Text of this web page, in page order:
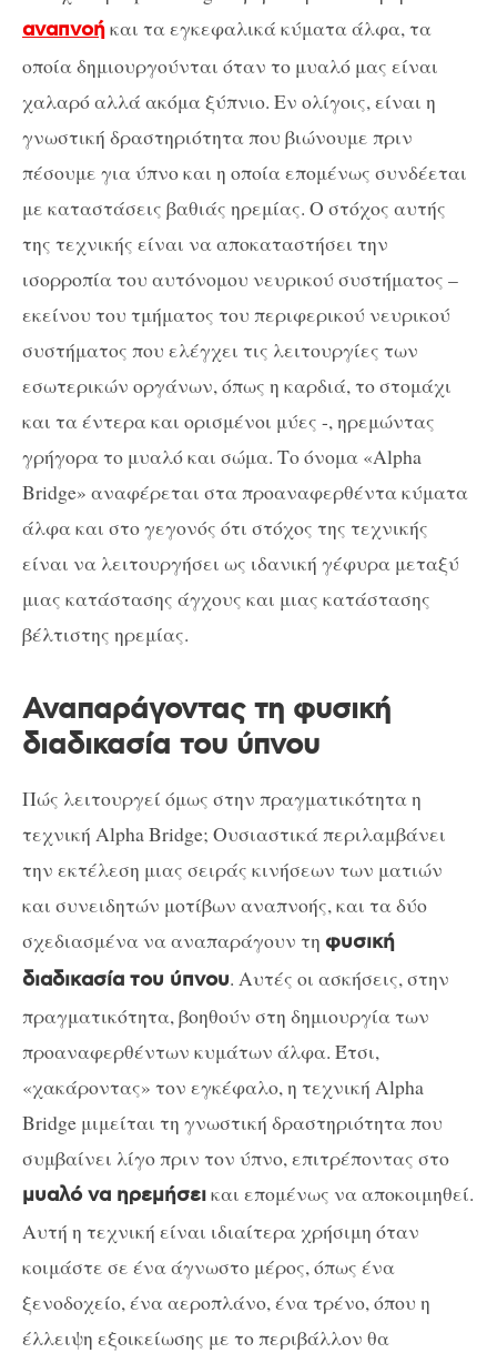
αναπνοήκαι τα εγκεφαλικά κύματα άλφα, τα
οποία δημιουργούνται όταν το μυαλό μας είναι
χαλαρό αλλά ακόμα ξύπνιο. Εν ολίγοις, είναι η
γνωστική δραστηριότητα που βιώνουμε πριν
πέσουμε για ύπνο και η οποία επομένως συνδέεται
με καταστάσεις βαθιάς ηρεμίας. Ο στόχος αυτής
της τεχνικής είναι να αποκαταστήσει την
ισορροπία του αυτόνομου νευρικού συστήματος –
εκείνου του τμήματος του περιφερικού νευρικού
συστήματος που ελέγχει τις λειτουργίες των
εσωτερικών οργάνων, όπως η καρδιά, το στομάχι
και τα έντερα και ορισμένοι μύες -, ηρεμώντας
γρήγορα το μυαλό και σώμα. Το όνομα «Alpha
Bridge» αναφέρεται στα προαναφερθέντα κύματα
άλφα και στο γεγονός ότι στόχος της τεχνικής
είναι να λειτουργήσει ως ιδανική γέφυρα μεταξύ
μιας κατάστασης άγχους και μιας κατάστασης
βέλτιστης ηρεμίας.
Αναπαράγοντας τη φυσική
διαδικασία του ύπνου
Πώς λειτουργεί όμως στην πραγματικότητα η
τεχνική Alpha Bridge; Ουσιαστικά περιλαμβάνει
την εκτέλεση μιας σειράς κινήσεων των ματιών
και συνειδητών μοτίβων αναπνοής, και τα δύο
σχεδιασμένα να αναπαράγουν τη φυσική
διαδικασία του ύπνου. Αυτές οι ασκήσεις, στην
πραγματικότητα, βοηθούν στη δημιουργία των
προαναφερθέντων κυμάτων άλφα. Έτσι,
«χακάροντας» τον εγκέφαλο, η τεχνική Alpha
Bridge μιμείται τη γνωστική δραστηριότητα που
συμβαίνει λίγο πριν τον ύπνο, επιτρέποντας στο
μυαλό να ηρεμήσεικαι επομένως να αποκοιμηθεί.
Αυτή η τεχνική είναι ιδιαίτερα χρήσιμη όταν
κοιμάστε σε ένα άγνωστο μέρος, όπως ένα
ξενοδοχείο, ένα αεροπλάνο, ένα τρένο, όπου η
έλλειψη εξοικείωσης με το περιβάλλον θα